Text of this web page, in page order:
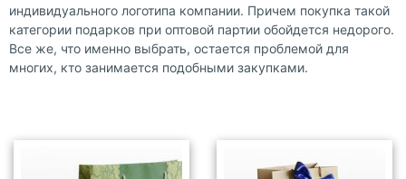
индивидуального логотипа компании. Причем покупка такой
категории подарков при оптовой партии обойдется недорого.
Все же, что именно выбрать, остается проблемой для
многих, кто занимается подобными закупками.